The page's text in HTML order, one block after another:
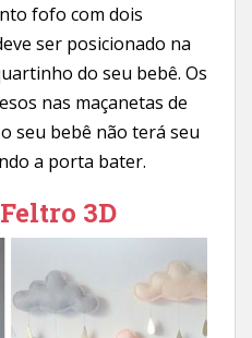
fofo com dois
ser posicionado na
do seu bebê. Os
nas maçanetas de
seu bebê não terá seu
a porta bater.
3D